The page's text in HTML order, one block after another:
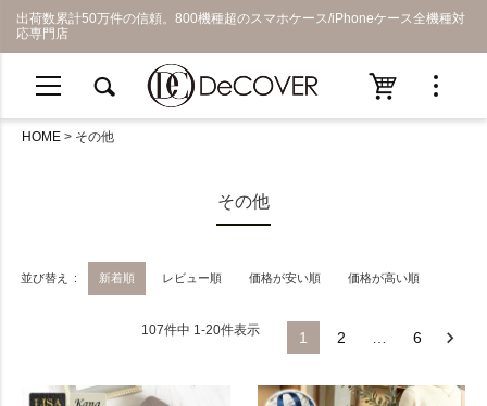
出荷数累計50万件の信頼。800機種超のスマホケース/iPhoneケース全機種対
応専門店
HOME その他
その他
並び替え 新着順 レビュー順 価格が安い順 価格が高い順
107件中 1 -20件表示 1 2 6